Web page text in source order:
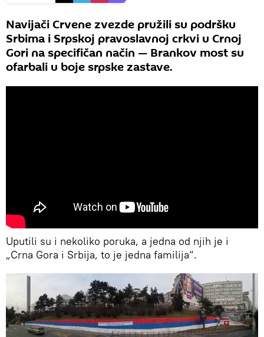
Navijači Crvene zvezde pružili su podršku
Srbima i Srpskoj pravoslavnoj crkvi u Crnoj
Gori na specifičan način — Brankov most su
ofarbali u boje srpske zastave.
Uputili su i nekoliko poruka, a jedna od njih je i
„Crna Gora i Srbija, to je jedna familija“.